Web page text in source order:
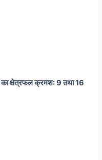
क्षेत्रफल क्रमश: 9 तथा 16